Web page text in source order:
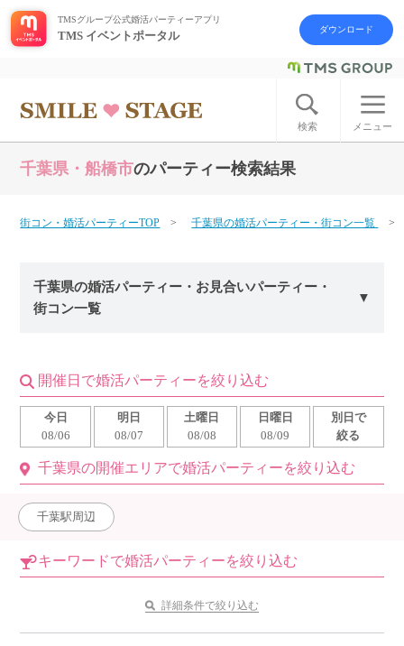
ログイン アカウント登録
はじめての方へ
今週の婚活パーティー
よくあるご質問
お問い合わせ
利用規約
個人情報保護方針launch
子どもの安全基準に関するポリシー
公式アカウントで最新情報を配信中！
TMSグループ公式婚活パーティーアプリ
TMS イベントポータル ダウンロード
検索 メニュー
千葉県・船橋市のパーティー検索結果
街コン・婚活パーティーTOP 千葉県の婚活パーティー・街コン一覧
千葉県の婚活パーティー・お見合いパーティー・
街コン一覧
開催日で婚活パーティーを絞り込む
今日
08/06
明日
08/07
土曜日
08/08
日曜日
08/09
別日で
絞る
千葉県の開催エリアで婚活パーティーを絞り込む
千葉駅周辺
キーワードで婚活パーティーを絞り込む
詳細条件で絞り込む